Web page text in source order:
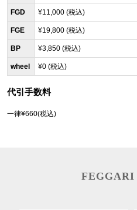
FGD ¥11,000 (税込)
FGE ¥19,800 (税込)
BP ¥3,850 (税込)
wheel ¥0 (税込)
代引手数料
一律¥660(税込)
FEGGARI